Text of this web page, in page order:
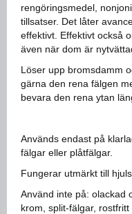
rengöringsmedel,
tillsatser. Det låter
effektivt. Effektivt också
även när dom är
Löser upp bromsdamm
gärna den rena fälgen
bevara den rena ytan
Används endast på
fälgar eller plåtfälgar.
Fungerar utmärkt till
Använd inte på: olackad
krom, split-fälgar,